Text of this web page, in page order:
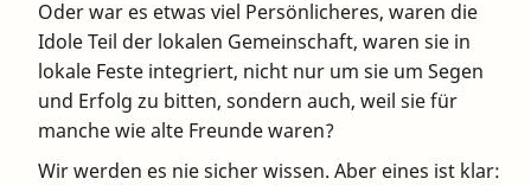
Oder war es etwas viel Persönlicheres, waren die
Idole Teil der lokalen Gemeinschaft, waren sie in
lokale Feste integriert, nicht nur um sie um Segen
und Erfolg zu bitten, sondern auch, weil sie für
manche wie alte Freunde waren?
Wir werden es nie sicher wissen. Aber eines ist klar: